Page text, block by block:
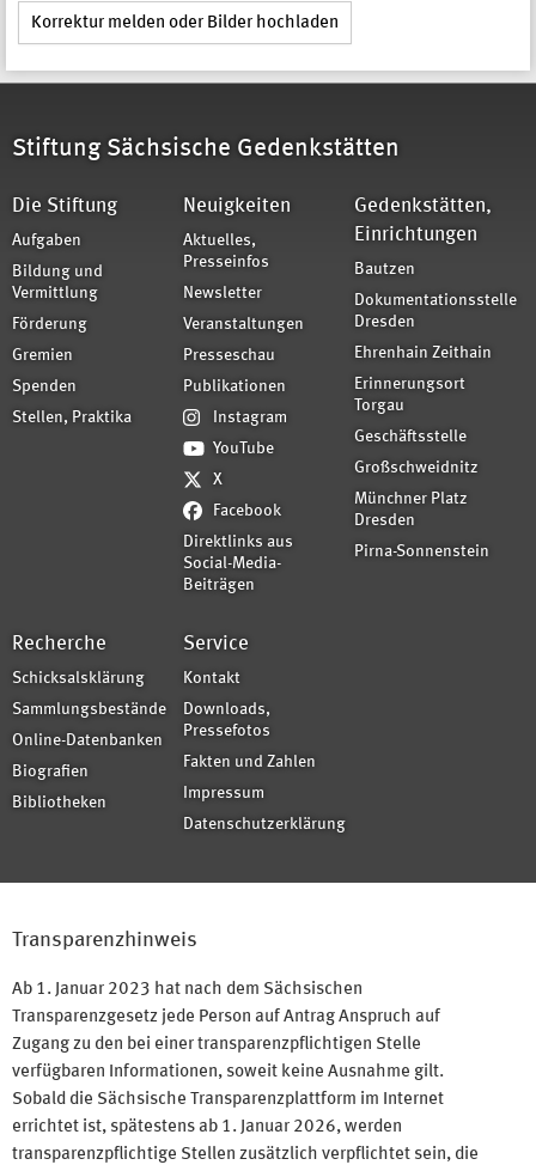
Korrektur melden oder Bilder hochladen
Stiftung Sächsische Gedenkstätten
Die Stiftung
Aufgaben
Bildung und
Vermittlung
Förderung
Gremien
Spenden
Stellen, Praktika
Neuigkeiten
Aktuelles,
Presseinfos
Newsletter
Veranstaltungen
Presseschau
Publikationen
Instagram
YouTube
X
Facebook
Direktlinks aus
Social-Media-
Beiträgen
Gedenkstätten,
Einrichtungen
Bautzen
Dokumentationsstelle
Dresden
Ehrenhain Zeithain
Erinnerungsort
Torgau
Geschäftsstelle
Großschweidnitz
Münchner Platz
Dresden
Pirna-Sonnenstein
Recherche
Schicksalsklärung
Sammlungsbestände
Online-Datenbanken
Biografien
Bibliotheken
Service
Kontakt
Downloads,
Pressefotos
Fakten und Zahlen
Impressum
Datenschutzerklärung
Transparenzhinweis
Ab 1. Januar 2023 hat nach dem Sächsischen
Transparenzgesetz jede Person auf Antrag Anspruch auf
Zugang zu den bei einer transparenzpflichtigen Stelle
verfügbaren Informationen, soweit keine Ausnahme gilt.
Sobald die Sächsische Transparenzplattform im Internet
errichtet ist, spätestens ab 1. Januar 2026, werden
transparenzpflichtige Stellen zusätzlich verpflichtet sein, die